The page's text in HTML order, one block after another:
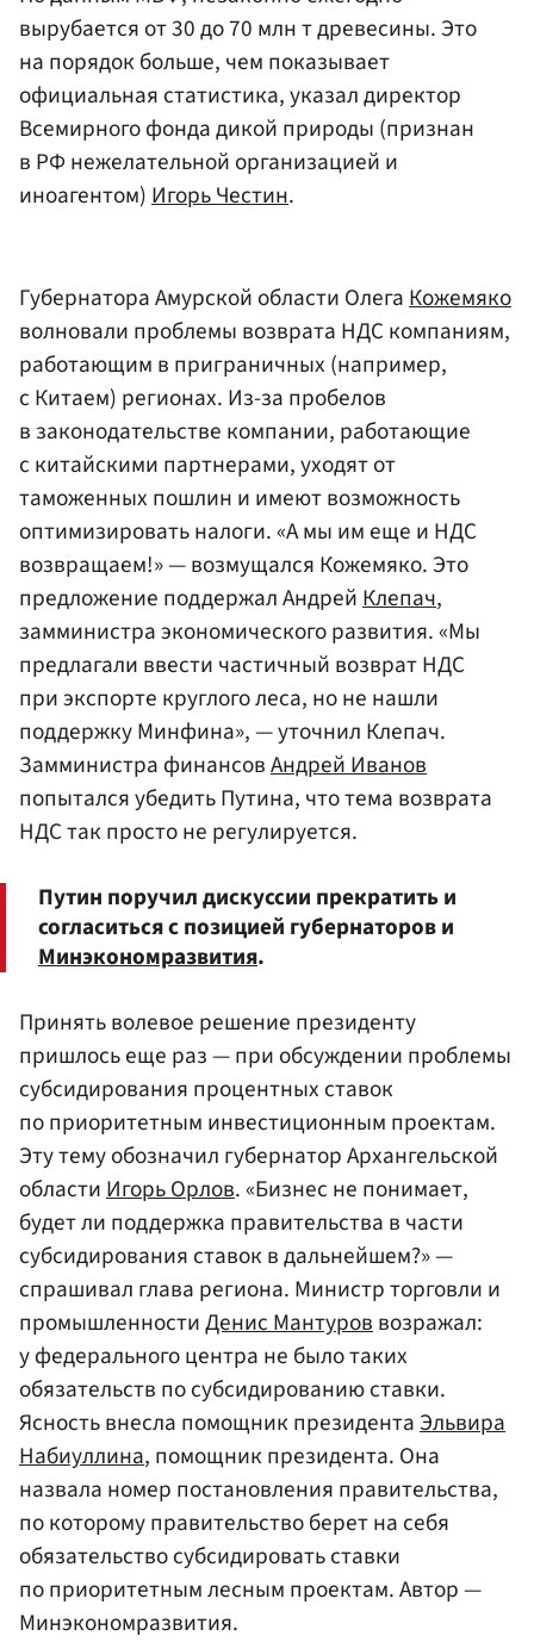
вырубается от 30 до 70 млн т древесины. Это
на порядок больше, чем показывает
официальная статистика, указал директор
Всемирного фонда дикой природы (признан
в РФ нежелательной организацией и
иноагентом)Игорь Честин.
Губернатора Амурской области ОлегаКожемяко
волновали проблемы возврата НДС компаниям,
работающим в приграничных (например,
с Китаем) регионах. Из-за пробелов
в законодательстве компании, работающие
с китайскими партнерами, уходят от
таможенных пошлин и имеют возможность
оптимизировать налоги. «А мы им еще и НДС
возвращаем!» — возмущался Кожемяко. Это
предложение поддержал АндрейКлепач,
замминистра экономического развития. «Мы
предлагали ввести частичный возврат НДС
при экспорте круглого леса, но не нашли
поддержку Минфина», — уточнил Клепач.
Замминистра финансовАндрей Иванов
попытался убедить Путина, что тема возврата
НДС так просто не регулируется.
Путин поручил дискуссии прекратить и
согласиться с позицией губернаторов и
Минэкономразвития.
Принять волевое решение президенту
пришлось еще раз — при обсуждении проблемы
субсидирования процентных ставок
по приоритетным инвестиционным проектам.
Эту тему обозначил губернатор Архангельской
областиИгорь Орлов. «Бизнес не понимает,
будет ли поддержка правительства в части
субсидирования ставок в дальнейшем?» —
спрашивал глава региона. Министр торговли и
промышленностиДенис Мантуроввозражал:
у федерального центра не было таких
обязательств по субсидированию ставки.
Ясность внесла помощник президентаЭльвира
Набиуллина, помощник президента. Она
назвала номер постановления правительства,
по которому правительство берет на себя
обязательство субсидировать ставки
по приоритетным лесным проектам. Автор —
Минэкономразвития.